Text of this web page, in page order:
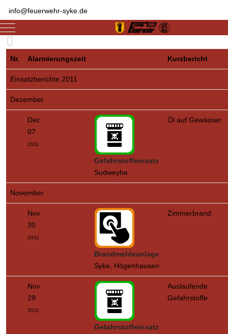
info@feuerwehr-syke.de
Mobile Menu Toggle
Nr. Alarmierungszeit Kurzbericht
Einsatzberichte 2011
Dezember
Dec
07
2011
Gefahrstoffeinsatz
Sudweyhe
Öl auf Gewässer
November
Nov
30
2011
Brandmeldeanlage
Syke, Högenhausen
Zimmerbrand
Nov
29
2011
Gefahrstoffeinsatz
Auslaufende
Gefahrstoffe